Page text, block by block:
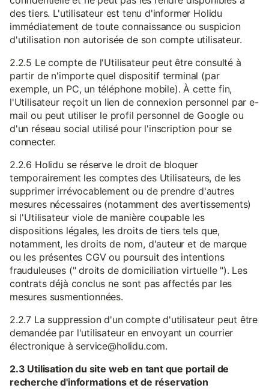
des tiers. L'utilisateur est tenu d'informer Holidu
immédiatement de toute connaissance ou suspicion
d'utilisation non autorisée de son compte utilisateur.
2.2.5 Le compte de l'Utilisateur peut être consulté à
partir de n'importe quel dispositif terminal (par
exemple, un PC, un téléphone mobile). À cette fin,
l'Utilisateur reçoit un lien de connexion personnel par e-
mail ou peut utiliser le profil personnel de Google ou
d'un réseau social utilisé pour l'inscription pour se
connecter.
2.2.6 Holidu se réserve le droit de bloquer
temporairement les comptes des Utilisateurs, de les
supprimer irrévocablement ou de prendre d'autres
mesures nécessaires (notamment des avertissements)
si l'Utilisateur viole de manière coupable les
dispositions légales, les droits de tiers tels que,
notamment, les droits de nom, d'auteur et de marque
ou les présentes CGV ou poursuit des intentions
frauduleuses (" droits de domiciliation virtuelle "). Les
contrats déjà conclus ne sont pas affectés par les
mesures susmentionnées.
2.2.7 La suppression d'un compte d'utilisateur peut être
demandée par l'utilisateur en envoyant un courrier
électronique à service@holidu.com.
2.3 Utilisation du site web en tant que portail de
recherche d'informations et de réservation